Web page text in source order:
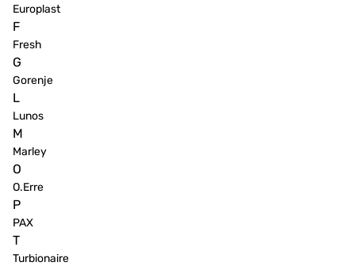
Europlast
F
Fresh
G
Gorenje
L
Lunos
M
Marley
O
O.Erre
P
PAX
T
Turbionaire